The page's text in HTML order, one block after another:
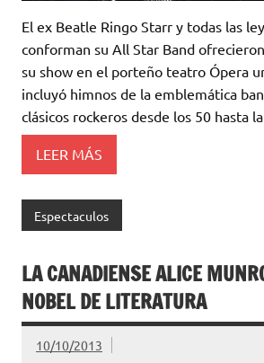
El ex Beatle Ringo Starr y todas las
conforman su All Star Band
su show en el porteño teatro Ópera
incluyó himnos de la emblemática
clásicos rockeros desde los 50 hasta
LEER MÁS
Espectaculos
LA CANADIENSE ALICE
NOBEL DE LITERATURA
10/10/2013